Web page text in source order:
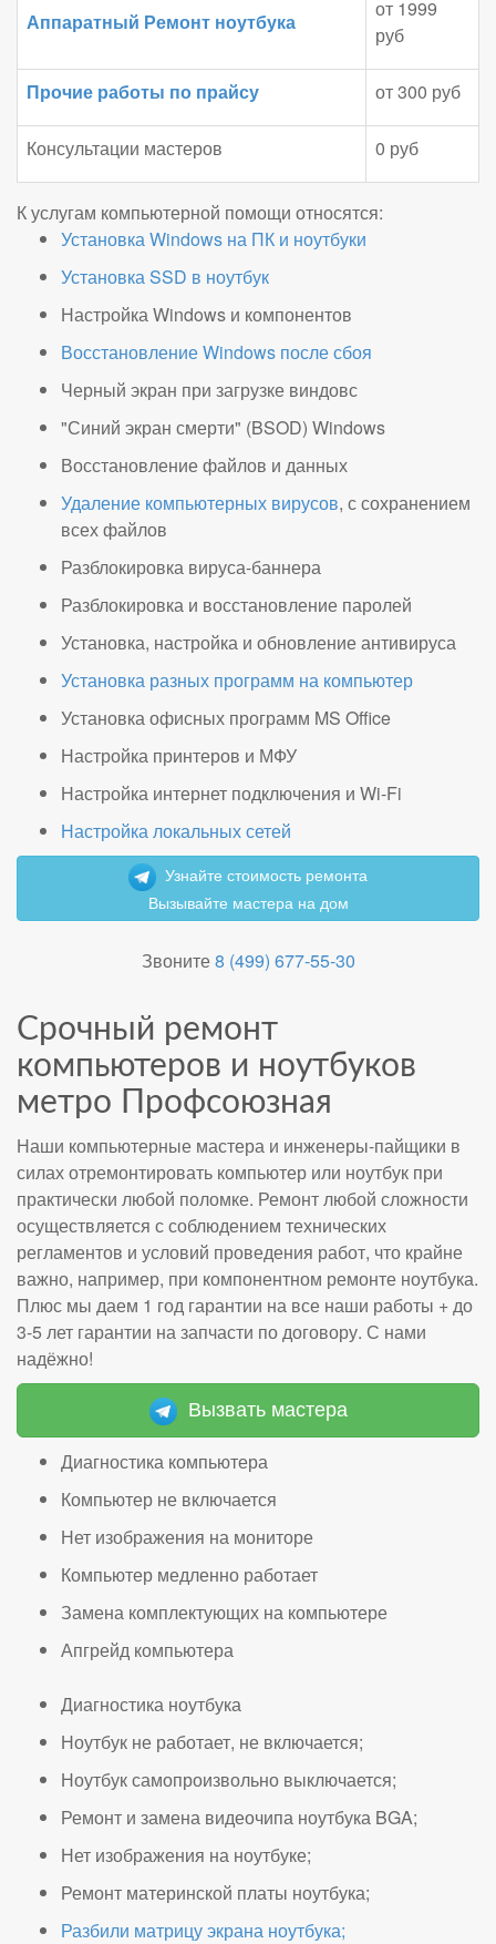
Аппаратный Ремонт ноутбука
от 1999
руб
Прочие работы по прайсу от 300 руб
Консультации мастеров 0 руб
К услугам компьютерной помощи относятся:
Установка Windows на ПК и ноутбуки
Установка SSD в ноутбук
Настройка Windows и компонентов
Восстановление Windows после сбоя
Черный экран при загрузке виндовс
"Синий экран смерти" (BSOD) Windows
Восстановление файлов и данных
Удаление компьютерных вирусов, с сохранением
всех файлов
Разблокировка вируса-баннера
Разблокировка и восстановление паролей
Установка, настройка и обновление антивируса
Установка разных программ на компьютер
Установка офисных программ MS Office
Настройка принтеров и МФУ
Настройка интернет подключения и Wi-Fi
Настройка локальных сетей
Узнайте стоимость ремонта
Вызывайте мастера на дом
Звоните8 (499) 677-55-30
Срочный ремонт
компьютеров и ноутбуков
метро Профсоюзная
Наши компьютерные мастера и инженеры-пайщики в
силах отремонтировать компьютер или ноутбук при
практически любой поломке. Ремонт любой сложности
осуществляется с соблюдением технических
регламентов и условий проведения работ, что крайне
важно, например, при компонентном ремонте ноутбука.
Плюс мы даем 1 год гарантии на все наши работы + до
3-5 лет гарантии на запчасти по договору. С нами
надёжно!
Вызвать мастера
Диагностика компьютера
Компьютер не включается
Нет изображения на мониторе
Компьютер медленно работает
Замена комплектующих на компьютере
Апгрейд компьютера
Диагностика ноутбука
Ноутбук не работает, не включается;
Ноутбук самопроизвольно выключается;
Ремонт и замена видеочипа ноутбука BGA;
Нет изображения на ноутбуке;
Ремонт материнской платы ноутбука;
Разбили матрицу экрана ноутбука;